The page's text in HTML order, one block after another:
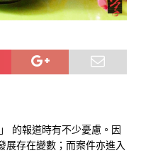
的報道時有不少憂慮。因
展存在變數；而案件亦進入